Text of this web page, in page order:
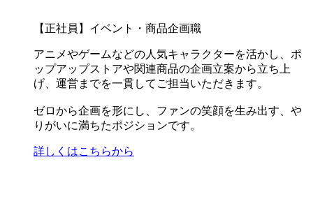
【正社員】イベント・商品企画職
アニメやゲームなどの人気キャラクターを活かし、ポ
ップアップストアや関連商品の企画立案から立ち上
げ、運営までを一貫してご担当いただきます。
ゼロから企画を形にし、ファンの笑顔を生み出す、や
りがいに満ちたポジションです。
詳しくはこちらから